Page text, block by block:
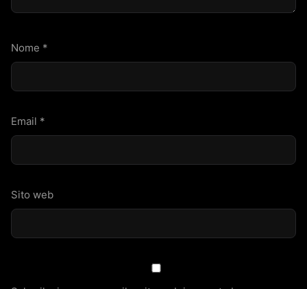
Nome *
Email *
Sito web